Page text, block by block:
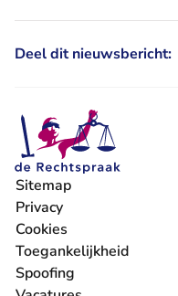
Deel dit nieuwsbericht:
Sitemap
Privacy
Cookies
Toegankelijkheid
Spoofing